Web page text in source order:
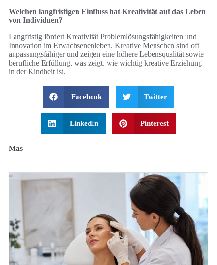
Welchen langfristigen Einfluss hat Kreativität auf das Leben
von Individuen?
Langfristig fördert Kreativität Problemlösungsfähigkeiten und
Innovation im Erwachsenenleben. Kreative Menschen sind oft
anpassungsfähiger und zeigen eine höhere Lebensqualität sowie
berufliche Erfüllung, was zeigt, wie wichtig kreative Erziehung
in der Kindheit ist.
Facebook Twitter
LinkedIn Pinterest
Mas